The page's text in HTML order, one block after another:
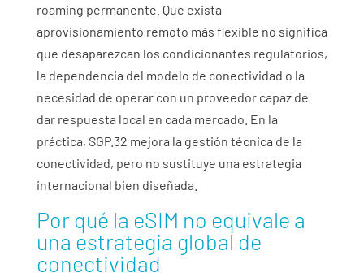
roaming permanente . Que exista
aprovisionamiento remoto más flexible no significa
que desaparezcan los condicionantes regulatorios,
la dependencia del modelo de conectividad o la
necesidad de operar con un proveedor capaz de
dar respuesta local en cada mercado. En la
práctica, SGP.32 mejora la gestión técnica de la
conectividad, pero no sustituye una estrategia
internacional bien diseñada.
Por qué la eSIM no equivale a
una estrategia global de
conectividad